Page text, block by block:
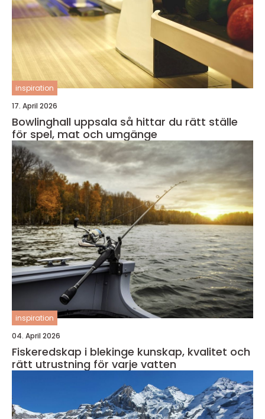
inspiration
17. April 2026
Bowlinghall uppsala så hittar du rätt ställe
för spel, mat och umgänge
inspiration
04. April 2026
Fiskeredskap i blekinge kunskap, kvalitet och
rätt utrustning för varje vatten